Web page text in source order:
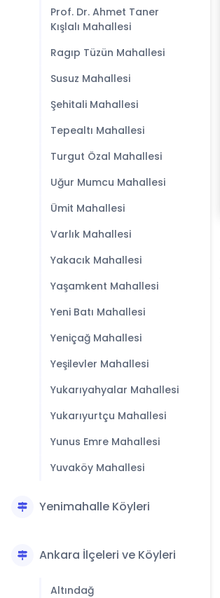
Prof. Dr. Ahmet Taner
Kışlalı Mahallesi
Ragıp Tüzün Mahallesi
Susuz Mahallesi
Şehitali Mahallesi
Tepealtı Mahallesi
Turgut Özal Mahallesi
Uğur Mumcu Mahallesi
Ümit Mahallesi
Varlık Mahallesi
Yakacık Mahallesi
Yaşamkent Mahallesi
Yeni Batı Mahallesi
Yeniçağ Mahallesi
Yeşilevler Mahallesi
Yukarıyahyalar Mahallesi
Yukarıyurtçu Mahallesi
Yunus Emre Mahallesi
Yuvaköy Mahallesi
Yenimahalle Köyleri
Ankara İlçeleri ve Köyleri
Altındağ